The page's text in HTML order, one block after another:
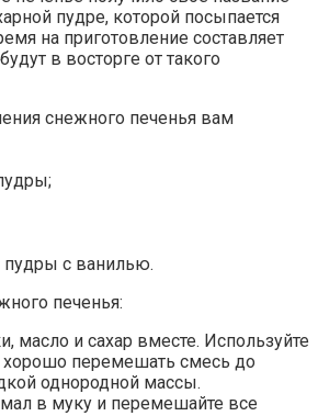
пудре, которой посыпается
на приготовление составляет
в восторге от такого
снежного печенья вам
пудры с ванилью.
печенья:
масло и сахар вместе. Используйте
хорошо перемешать смесь до
однородной массы.
в муку и перемешайте все